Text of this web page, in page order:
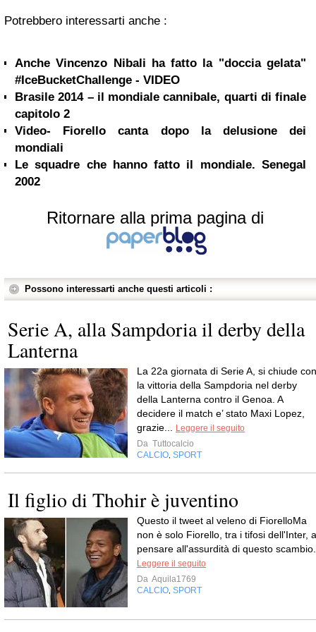
Potrebbero interessarti anche :
Anche Vincenzo Nibali ha fatto la "doccia gelata"
#IceBucketChallenge - VIDEO
Brasile 2014 – il mondiale cannibale, quarti di finale
capitolo 2
Video- Fiorello canta dopo la delusione dei
mondiali
Le squadre che hanno fatto il mondiale. Senegal
2002
Ritornare alla prima pagina di
Possono interessarti anche questi articoli :
Serie A, alla Sampdoria il derby della
Lanterna
La 22a giornata di Serie A, si chiude con
la vittoria della Sampdoria nel derby
della Lanterna contro il Genoa. A
decidere il match e’ stato Maxi Lopez,
grazie...
Leggere il seguito
Da Tuttocalcio
CALCIO SPORT
Il figlio di Thohir è juventino
Questo il tweet al veleno di FiorelloMa
non è solo Fiorello, tra i tifosi dell'Inter, a
pensare all'assurdità di questo scambio.
Leggere il seguito
Da Aquila1769
CALCIO SPORT